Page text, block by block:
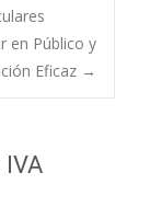
en Público y
Eficaz →